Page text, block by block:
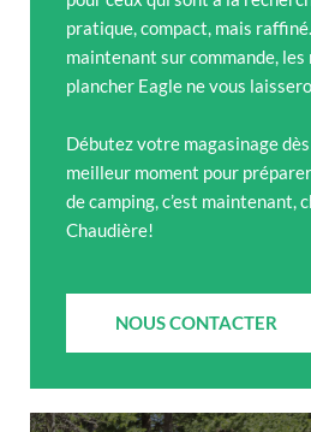
pratique, compact, mais
maintenant sur commande, les
plancher Eagle ne vous
Débutez votre magasinage
meilleur moment pour
de camping, c’est maintenant,
Chaudière!
NOUS CONTACTER